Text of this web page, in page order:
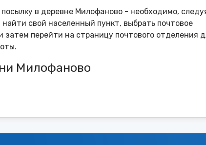
в деревне Милофаново - необходимо,
свой населенный пункт, выбрать почтовое
перейти на страницу почтового отделения
Милофаново